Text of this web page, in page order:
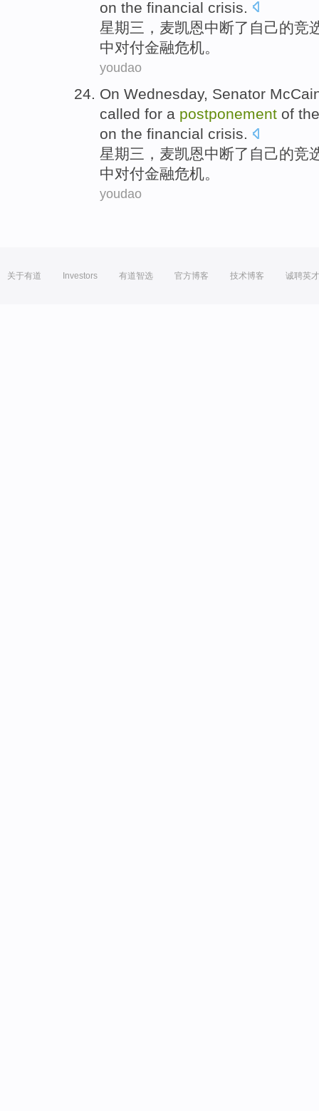
on the financial crisis
星期三 ， 麦凯恩中断了 自己的竞
中对付金融危机。
youdao
On Wednesday, Senator
called for a postponement of
on the financial crisis.
星期三 ， 麦凯恩中断了 自己的竞
中对付金融危机。
youdao
关于有道 Investors 有道智选 官方博客 技术博客 诚聘英才